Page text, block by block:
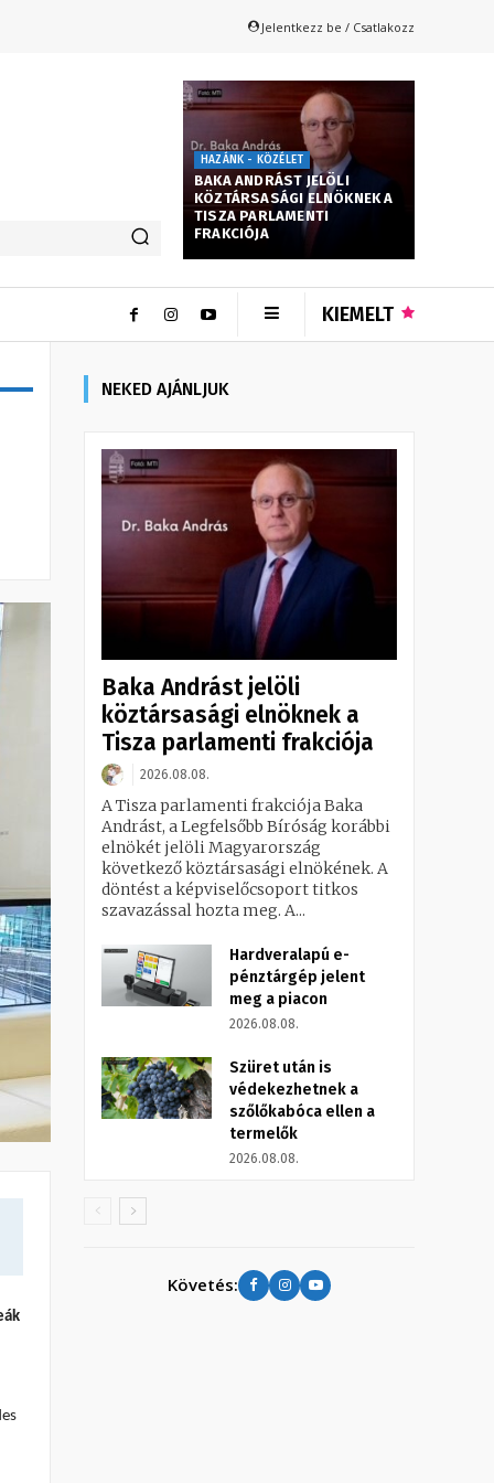
Jelentkezz be / Csatlakozz
HAZÁNK - KÖZÉLET
BAKA ANDRÁST JELÖLI
KÖZTÁRSASÁGI ELNÖKNEK A
TISZA PARLAMENTI
FRAKCIÓJA
KIEMELT
NEKED AJÁNLJUK
Baka Andrást jelöli
köztársasági elnöknek a
Tisza parlamenti frakciója
2026.08.08.
A Tisza parlamenti frakciója Baka
Andrást, a Legfelsőbb Bíróság korábbi
elnökét jelöli Magyarország
következő köztársasági elnökének. A
döntést a képviselőcsoport titkos
szavazással hozta meg. A...
Hardveralapú e-
pénztárgép jelent
meg a piacon
2026.08.08.
Szüret után is
védekezhetnek a
szőlőkabóca ellen a
termelők
2026.08.08.
Követés: